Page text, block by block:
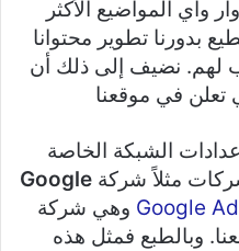
وأي المواضيع الأكثر
بدورنا تطوير محتوانا
لهم. نضيف إلى ذلك أن
في موقعنا
الشبكة الخاصة
مثلاً شركة Google
Google وهي شركة
وبالطبع فمثل هذه